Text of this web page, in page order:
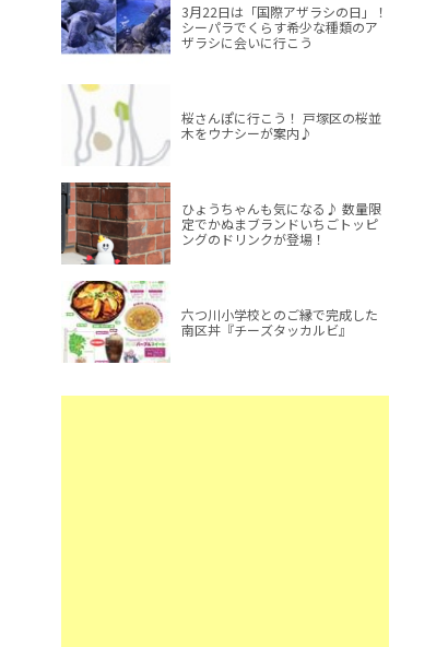
3月22日は「国際アザラシの日」！
シーパラでくらす希少な種類のア
ザラシに会いに行こう
桜さんぽに行こう！ 戸塚区の桜並
木をウナシーが案内♪
ひょうちゃんも気になる♪ 数量限
定でかぬまブランドいちごトッピ
ングのドリンクが登場！
六つ川小学校とのご縁で完成した
南区丼『チーズタッカルビ』